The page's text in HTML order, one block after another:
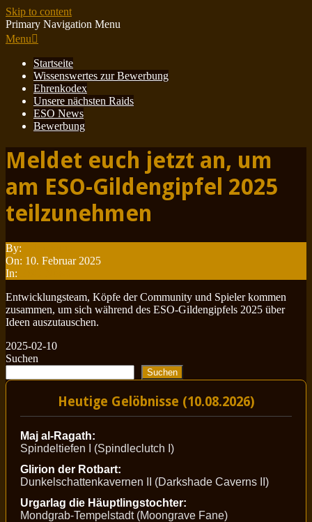
Skip to content
Primary Navigation Menu
Menu
Startseite
Wissenswertes zur Bewerbung
Ehrenkodex
Unsere nächsten Raids
ESO News
Bewerbung
Meldet euch jetzt an, um
am ESO-Gildengipfel 2025
teilzunehmen
By:
On: 10. Februar 2025
In:
Entwicklungsteam, Köpfe der Community und Spieler kommen
zusammen, um sich während des ESO-Gildengipfels 2025 über
Ideen auszutauschen.
2025-02-10
Suchen
Suchen
Heutige Gelöbnisse (10.08.2026)
Maj al-Ragath:
Spindeltiefen I (Spindleclutch I)
Glirion der Rotbart:
Dunkelschattenkavernen II (Darkshade Caverns II)
Urgarlag die Häuptlingstochter:
Mondgrab-Tempelstadt (Moongrave Fane)